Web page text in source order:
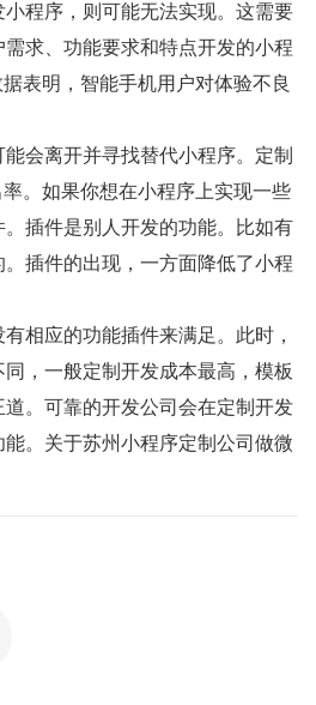
程序，则可能无法实现。这需要
求、功能要求和特点开发的小程
表明，智能手机用户对体验不良
会离开并寻找替代小程序。定制
。如果你想在小程序上实现一些
插件是别人开发的功能。比如有
插件的出现，一方面降低了小程
相应的功能插件来满足。此时，
，一般定制开发成本最高，模板
。可靠的开发公司会在定制开发
。关于苏州小程序定制公司做微